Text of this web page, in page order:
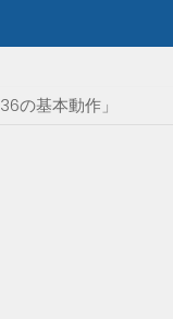
の基本動作」